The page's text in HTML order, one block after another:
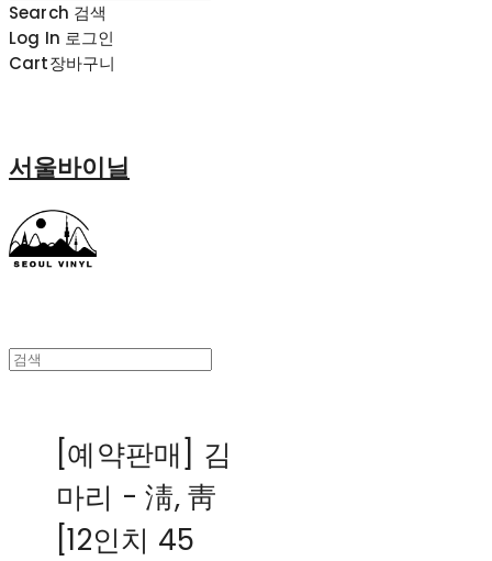
Search 검색
Log In 로그인
Cart장바구니
서울바이닐
[예약판매] 김
마리 - 淸, 靑
[12인치 45